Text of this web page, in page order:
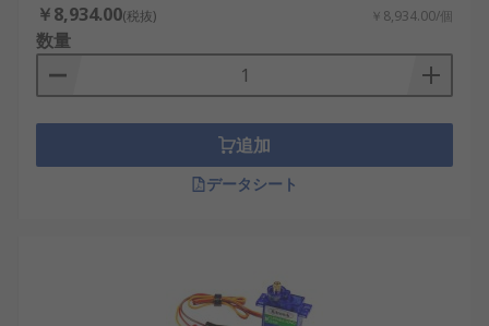
￥8,934.00(税抜) ￥8,934.00/個
数量
追加
データシート